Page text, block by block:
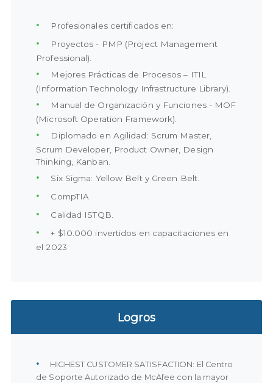
Profesionales certificados en:
Proyectos - PMP (Project Management
Professional).
Mejores Prácticas de Procesos – ITIL
(Information Technology Infrastructure Library).
Manual de Organización y Funciones - MOF
(Microsoft Operation Framework).
Diplomado en Agilidad: Scrum Master,
Scrum Developer, Product Owner, Design
Thinking, Kanban.
Six Sigma: Yellow Belt y Green Belt.
CompTIA
Calidad ISTQB.
+ $10.000 invertidos en capacitaciones en
el 2023
Logros
HIGHEST CUSTOMER SATISFACTION: El Centro
de Soporte Autorizado de McAfee con la mayor